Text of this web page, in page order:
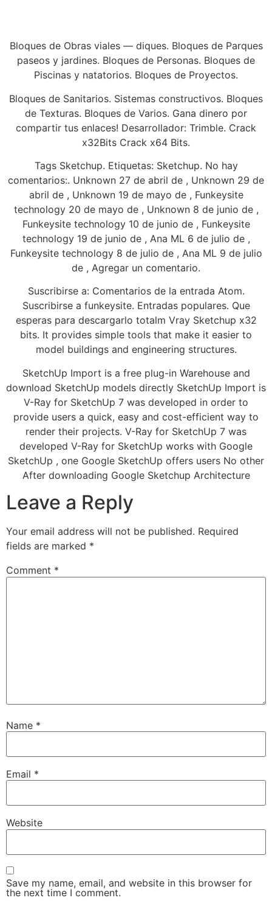
Bloques de Obras viales — diques. Bloques de Parques
paseos y jardines. Bloques de Personas. Bloques de
Piscinas y natatorios. Bloques de Proyectos.
Bloques de Sanitarios. Sistemas constructivos. Bloques
de Texturas. Bloques de Varios. Gana dinero por
compartir tus enlaces! Desarrollador: Trimble. Crack
x32Bits Crack x64 Bits.
Tags Sketchup. Etiquetas: Sketchup. No hay
comentarios:. Unknown 27 de abril de , Unknown 29 de
abril de , Unknown 19 de mayo de , Funkeysite
technology 20 de mayo de , Unknown 8 de junio de ,
Funkeysite technology 10 de junio de , Funkeysite
technology 19 de junio de , Ana ML 6 de julio de ,
Funkeysite technology 8 de julio de , Ana ML 9 de julio
de , Agregar un comentario.
Suscribirse a: Comentarios de la entrada Atom.
Suscribirse a funkeysite. Entradas populares. Que
esperas para descargarlo totalm Vray Sketchup x32
bits. It provides simple tools that make it easier to
model buildings and engineering structures.
SketchUp Import is a free plug-in Warehouse and
download SketchUp models directly SketchUp Import is
V-Ray for SketchUp 7 was developed in order to
provide users a quick, easy and cost-efficient way to
render their projects. V-Ray for SketchUp 7 was
developed V-Ray for SketchUp works with Google
SketchUp , one Google SketchUp offers users No other
After downloading Google Sketchup Architecture
Leave a Reply
Your email address will not be published. Required
fields are marked *
Comment *
Name *
Email *
Website
Save my name, email, and website in this browser for
the next time I comment.